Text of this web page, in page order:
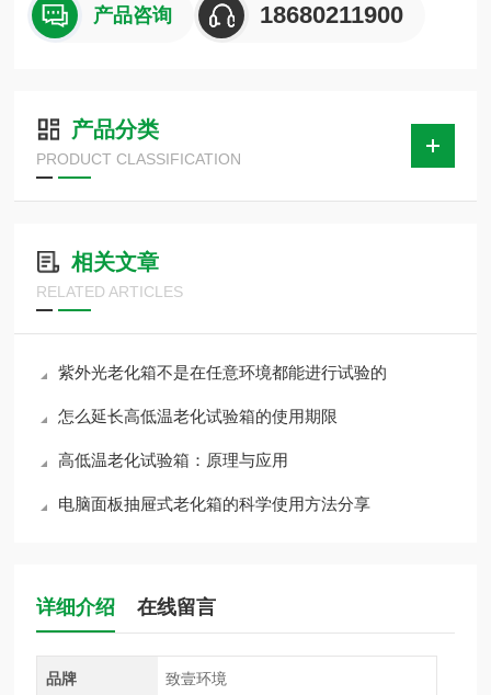
产品咨询 18680211900
产品分类
PRODUCT CLASSIFICATION
相关文章
RELATED ARTICLES
紫外光老化箱不是在任意环境都能进行试验的
怎么延长高低温老化试验箱的使用期限
高低温老化试验箱：原理与应用
电脑面板抽屉式老化箱的科学使用方法分享
详细介绍 在线留言
品牌 致壹环境